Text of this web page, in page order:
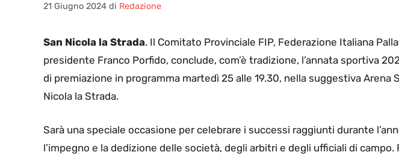
21 Giugno 2024 di Redazione
San Nicola la Strada. Il Comitato Provinciale FIP, Federazione Italiana
presidente Franco Porfido, conclude, com’è tradizione, l’annata sportiva
di premiazione in programma martedì 25 alle 19.30, nella suggestiva Arena
Nicola la Strada.
Sarà una speciale occasione per celebrare i successi raggiunti durante
l’impegno e la dedizione delle società, degli arbitri e degli ufficiali di